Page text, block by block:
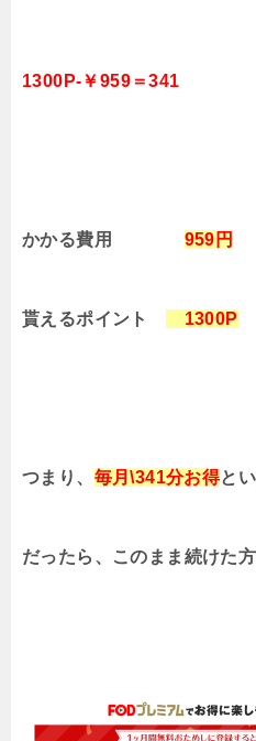
1300P-￥959＝341
かかる費用 959円
貰えるポイント 1300P
つまり、 毎月\341分お得と
だったら、このまま続けた